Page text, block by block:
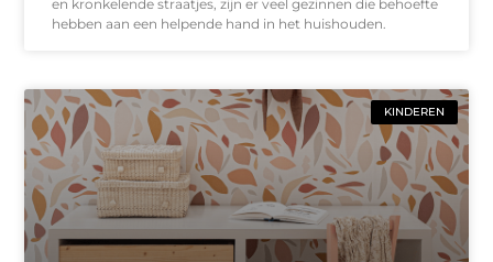
en kronkelende straatjes, zijn er veel gezinnen die behoefte
hebben aan een helpende hand in het huishouden.
KINDEREN